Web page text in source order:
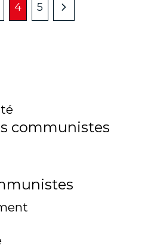
4 5
Suivant
communistes